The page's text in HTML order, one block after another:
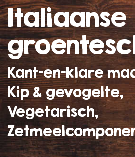
italiaanse
Kant-en-klare
Kip & gevogelte,
Vegetarisch,